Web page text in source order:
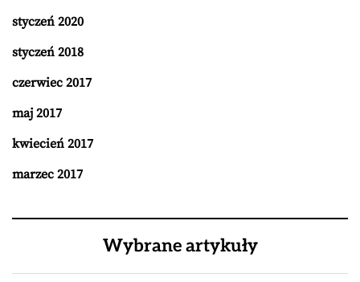
styczeń 2020
styczeń 2018
czerwiec 2017
maj 2017
kwiecień 2017
marzec 2017
Wybrane artykuły